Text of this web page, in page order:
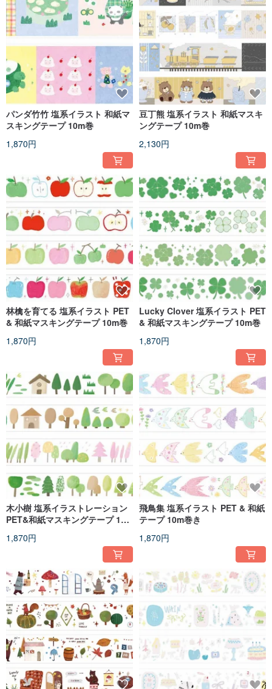
パンダ竹竹 塩系イラスト 和紙マ
スキングテープ 10m巻
1,870円
豆丁熊 塩系イラスト 和紙マスキ
ングテープ 10m巻
2,130円
林檎を育てる 塩系イラスト PET
& 和紙マスキングテープ 10m巻
1,870円
Lucky Clover 塩系イラスト PET
& 和紙マスキングテープ 10m巻
1,870円
木小樹 塩系イラストレーション
PET&和紙マスキングテープ 10m
1,870円
飛鳥集 塩系イラスト PET & 和紙
テープ 10m巻き
1,870円